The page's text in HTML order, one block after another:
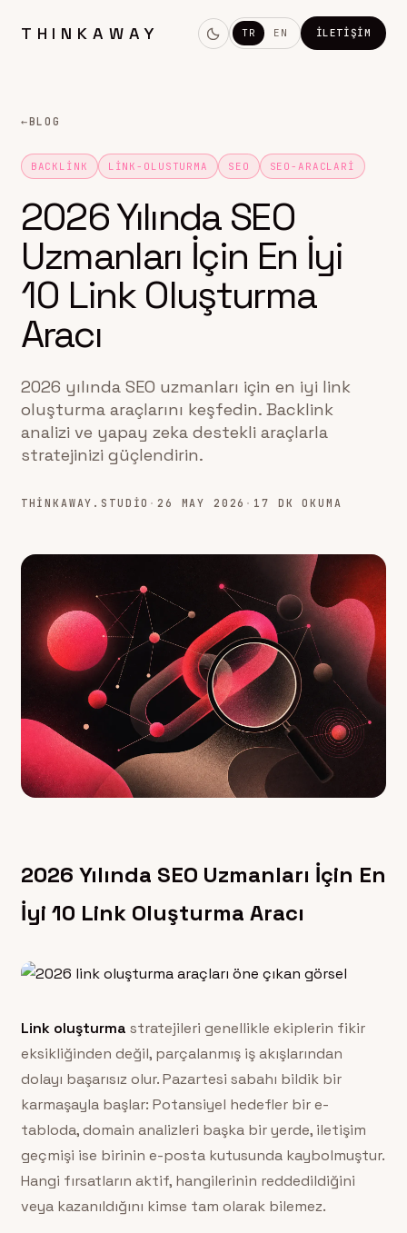
THINKAWAY TR EN İLETIŞIM
←BLOG
BACKLINK LINK-OLUSTURMA SEO SEO-ARACLARI
2026 Yılında SEO
Uzmanları İçin En İyi
10 Link Oluşturma
Aracı
2026 yılında SEO uzmanları için en iyi link
oluşturma araçlarını keşfedin. Backlink
analizi ve yapay zeka destekli araçlarla
stratejinizi güçlendirin.
THINKAWAY.STUDIO ·26 MAY 2026 · 17 DK OKUMA
2026 Yılında SEO Uzmanları İçin En
İyi 10 Link Oluşturma Aracı
Link oluşturma stratejileri genellikle ekiplerin fikir
eksikliğinden değil, parçalanmış iş akışlarından
dolayı başarısız olur. Pazartesi sabahı bildik bir
karmaşayla başlar: Potansiyel hedefler bir e-
tabloda, domain analizleri başka bir yerde, iletişim
geçmişi ise birinin e-posta kutusunda kaybolmuştur.
Hangi fırsatların aktif, hangilerinin reddedildiğini
veya kazanıldığını kimse tam olarak bilemez.